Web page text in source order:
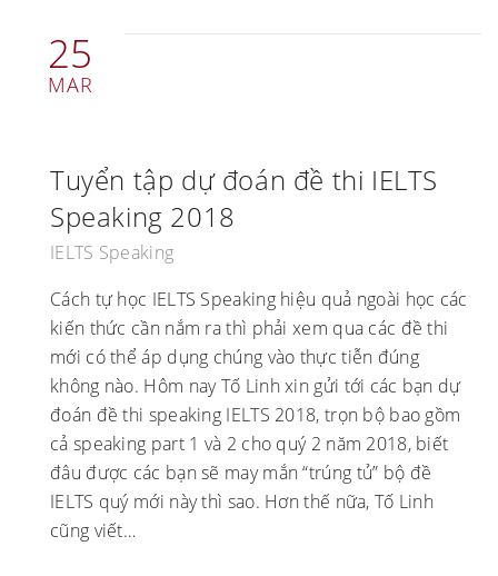
25
MAR
Tuyển tập dự đoán đề thi IELTS
Speaking 2018
IELTS Speaking
Cách tự học IELTS Speaking hiệu quả ngoài học các
kiến thức cần nắm ra thì phải xem qua các đề thi
mới có thể áp dụng chúng vào thực tiễn đúng
không nào. Hôm nay Tố Linh xin gửi tới các bạn dự
đoán đề thi speaking IELTS 2018, trọn bộ bao gồm
cả speaking part 1 và 2 cho quý 2 năm 2018, biết
đâu được các bạn sẽ may mắn “trúng tủ” bộ đề
IELTS quý mới này thì sao. Hơn thế nữa, Tố Linh
cũng viết…